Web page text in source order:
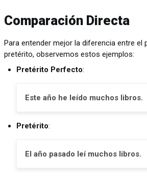
Comparación Directa
Para entender mejor la diferencia entre el
pretérito, observemos estos ejemplos:
Pretérito Perfecto:
Este año he leído muchos libros.
Pretérito:
El año pasado leí muchos libros.